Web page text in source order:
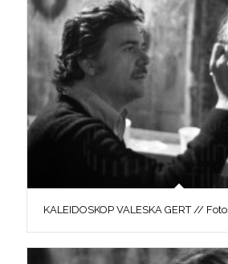
KALEIDOSKOP VALESKA GERT //